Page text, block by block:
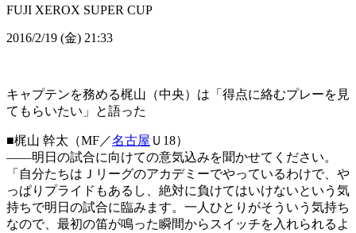
FUJI XEROX SUPER CUP
2016/2/19 (金) 21:33
キャプテンを務める梶山（中央）は「得点に絡むプレーを見
てもらいたい」と語った
■梶山 幹太（MF／名古屋 Ｕ18）
――明日の試合に向けての意気込みを聞かせてください。
「自分たちはＪリーグのアカデミーでやっているわけで、や
っぱりプライドもあるし、絶対に負けてはいけないという気
持ちで明日の試合に臨みます。一人ひとりがそういう気持ち
なので、最初の笛が鳴った瞬間からスイッチを入れられるよ